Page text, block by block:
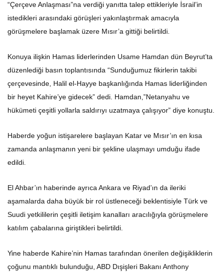
“Çerçeve Anlaşması”na verdiği yanıtta talep ettikleriyle İsrail’in
istedikleri arasındaki görüşleri yakınlaştırmak amacıyla
görüşmelere başlamak üzere Mısır’a gittiği belirtildi.
Konuya ilişkin Hamas liderlerinden Usame Hamdan dün Beyrut’ta
düzenlediği basın toplantısında “Sunduğumuz fikirlerin takibi
çerçevesinde, Halil el-Hayye başkanlığında Hamas liderliğinden
bir heyet Kahire’ye gidecek” dedi. Hamdan,”Netanyahu ve
hükümeti çeşitli yollarla saldırıyı uzatmaya çalışıyor” diye konuştu.
Haberde yoğun istişarelere başlayan Katar ve Mısır’ın en kısa
zamanda anlaşmanın yeni bir şekline ulaşmayı umduğu ifade
edildi.
El Ahbar’ın haberinde ayrıca Ankara ve Riyad’ın da ileriki
aşamalarda daha büyük bir rol üstleneceği beklentisiyle Türk ve
Suudi yetkililerin çeşitli iletişim kanalları aracılığıyla görüşmelere
katılım çabalarına giriştikleri belirtildi.
Yine haberde Kahire’nin Hamas tarafından önerilen değişikliklerin
çoğunu mantıklı bulunduğu, ABD Dışişleri Bakanı Anthony